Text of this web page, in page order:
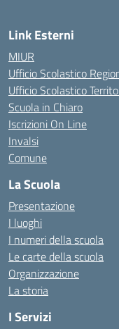
Link Esterni
MIUR
Ufficio Scolastico
Ufficio Scolastico
Scuola in Chiaro
Iscrizioni On Line
Invalsi
Comune
La Scuola
Presentazione
I luoghi
I numeri della scuola
Le carte della scuola
Organizzazione
La storia
I Servizi